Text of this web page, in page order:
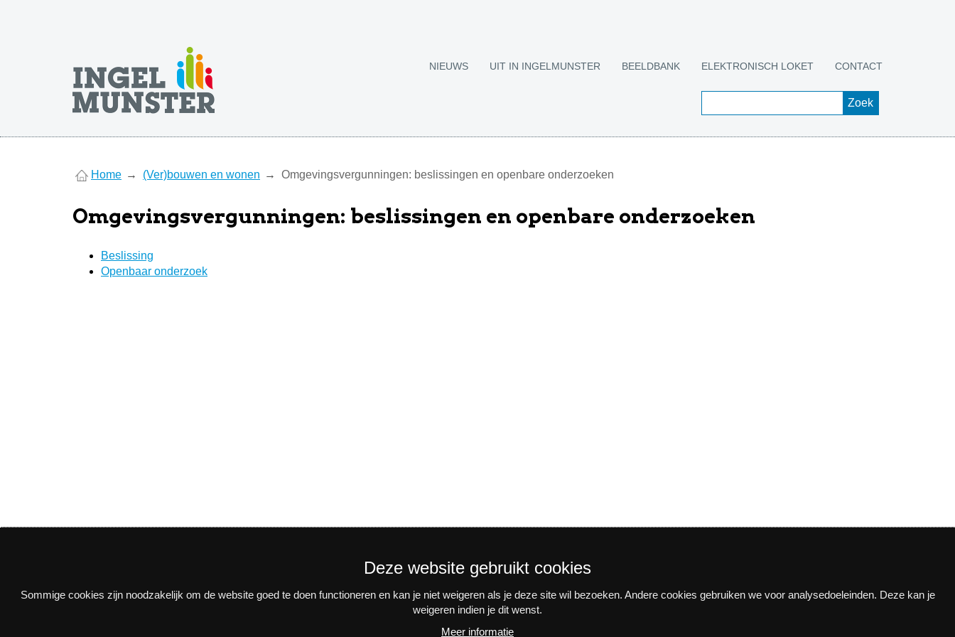
NIEUWS UIT IN INGELMUNSTER BEELDBANK ELEKTRONISCH LOKET CONTACT
are
Home (Ver)bouwen en wonen Omgevingsvergunningen: beslissingen en openbare onderzoeken
Omgevingsvergunningen: beslissingen en openbare onderzoeken
Beslissing
Openbaar onderzoek
Nieuwsbrief
Via e-mail op de hoogte blijven van alle nieuws en activiteiten? Schrijf je in voor onze interessante nieuwsbrieven!
Deze website gebruikt cookies
Sommige cookies zijn noodzakelijk om de website goed te doen functioneren en kan je niet weigeren als je deze site wil bezoeken. Andere cookies gebruiken we voor analysedoeleinden. Deze kan je
weigeren indien je dit wenst.
Meer informatie